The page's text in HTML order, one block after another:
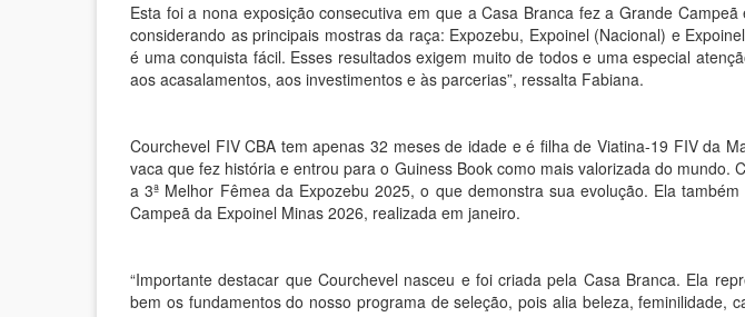
Esta foi a nona exposição consecutiva em que a Casa Branca fez a Grande Campeã
considerando as principais mostras da raça: Expozebu, Expoinel (Nacional) e
é uma conquista fácil. Esses resultados exigem muito de todos e uma especial
aos acasalamentos, aos investimentos e às parcerias”, ressalta Fabiana.
Courchevel FIV CBA tem apenas 32 meses de idade e é filha de Viatina-19 FIV da
vaca que fez história e entrou para o Guiness Book como mais valorizada do mundo.
a 3ª Melhor Fêmea da Expozebu 2025, o que demonstra sua evolução. Ela
Campeã da Expoinel Minas 2026, realizada em janeiro.
“Importante destacar que Courchevel nasceu e foi criada pela Casa Branca. Ela
bem os fundamentos do nosso programa de seleção, pois alia beleza, feminilidade,